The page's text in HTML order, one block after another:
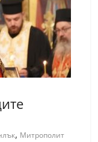
, Митрополит